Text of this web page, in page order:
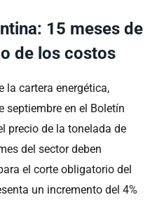
15 meses de
de los costos
la cartera energética,
septiembre en el Boletín
precio de la tonelada de
del sector deben
el corte obligatorio del
un incremento del 4%